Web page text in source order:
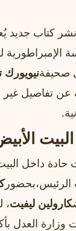
من يوليو/تموز
الإمبراطورية
صحيفةنيويورك
الرئيس،بحضور
كارولين ليفيت،
العدل